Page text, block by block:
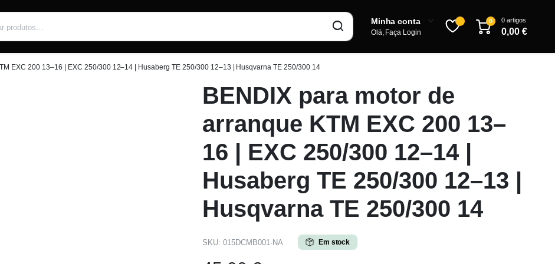
Minha conta
Olá, Faça Login
0 0 artigos
0,00€
EXC 200 13–16 | EXC 250/300 12–14 | Husaberg TE 250/300 12–13 | Husqvarna TE 250/300 14
BENDIX para motor de
arranque KTM EXC 200 13–
16 | EXC 250/300 12–14 |
Husaberg TE 250/300 12–13 |
Husqvarna TE 250/300 14
SKU: 015DCMB001-NA Em stock